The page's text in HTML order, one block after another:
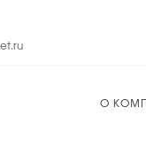
О